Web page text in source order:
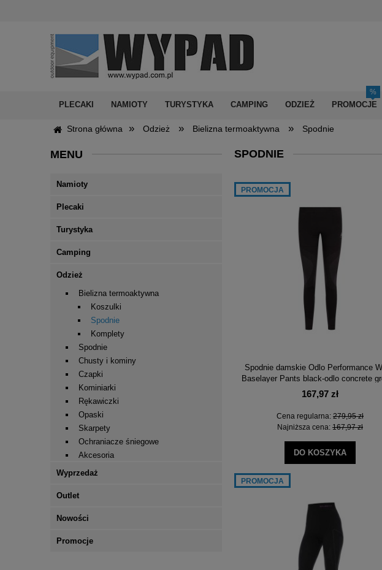
PLECAKI NAMIOTY TURYSTYKA CAMPING ODZIEŻ PROMOCJE
Strona główna » Odzież » Bielizna termoaktywna » Spodnie
MENU
Namioty
Plecaki
Turystyka
Camping
Odzież
Bielizna termoaktywna
Koszulki
Spodnie
Komplety
Spodnie
Chusty i kominy
Czapki
Kominiarki
Rękawiczki
Opaski
Skarpety
Ochraniacze śniegowe
Akcesoria
Wyprzedaż
Outlet
Nowości
Promocje
SPODNIE
Spodnie damskie Odlo Performance
Baselayer Pants black-odlo concrete
167,97 zł
Cena regularna: 279,95 zł
Najniższa cena: 167,97 zł
DO KOSZYKA
PROMOCJA
PROMOCJA